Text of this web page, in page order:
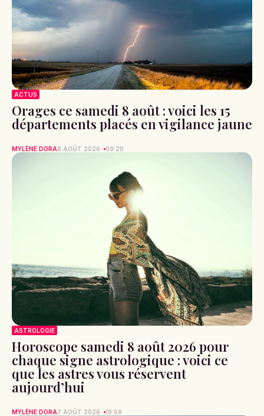
ACTUS
Orages ce samedi 8 août : voici les 15
départements placés en vigilance jaune
MYLÈNE DORA8 AOÛT 2026 09:20
ASTROLOGIE
Horoscope samedi 8 août 2026 pour
chaque signe astrologique : voici ce
que les astres vous réservent
aujourd’hui
MYLÈNE DORA7 AOÛT 2026 19:59